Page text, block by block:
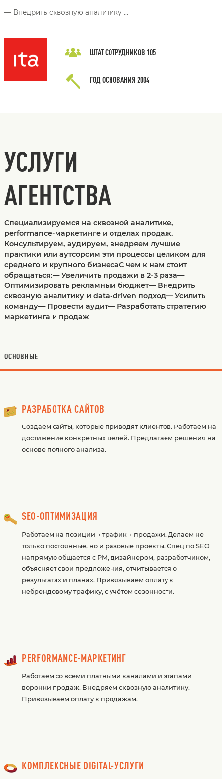
— Внедрить сквозную аналитику ...
ШТАТ СОТРУДНИКОВ 105
ГОД ОСНОВАНИЯ 2004
УСЛУГИ
АГЕНТСТВА
Специализируемся на сквозной аналитике,
performance-маркетинге и отделах продаж.
Консультируем, аудируем, внедряем лучшие
практики или аутсорсим эти процессы целиком для
среднего и крупного бизнесаС чем к нам стоит
обращаться:— Увеличить продажи в 2-3 раза—
Оптимизировать рекламный бюджет— Внедрить
сквозную аналитику и data-driven подход— Усилить
команду— Провести аудит— Разработать стратегию
маркетинга и продаж
ОСНОВНЫЕ
РАЗРАБОТКА САЙТОВ
Создаём сайты, которые приводят клиентов. Работаем на
достижение конкретных целей. Предлагаем решения на
основе полного анализа.
SEO-ОПТИМИЗАЦИЯ
Работаем на позиции → трафик → продажи. Делаем не
только постоянные, но и разовые проекты. Спец по SEO
напрямую общается с PM, дизайнером, разработчиком,
объясняет свои предложения, отчитывается о
результатах и планах. Привязываем оплату к
небрендовому трафику, с учётом сезонности.
PERFORMANCE-МАРКЕТИНГ
Работаем со всеми платными каналами и этапами
воронки продаж. Внедряем сквозную аналитику.
Привязываем оплату к продажам.
КОМПЛЕКСНЫЕ DIGITAL-УСЛУГИ